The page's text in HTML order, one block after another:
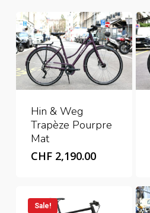
Hin & Weg
Trapèze Pourpre
Mat
CHF2,190.00
Sale!